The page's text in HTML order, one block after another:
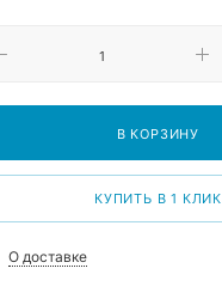
В КОРЗИНУ
КУПИТЬ В 1 КЛИК
О доставке